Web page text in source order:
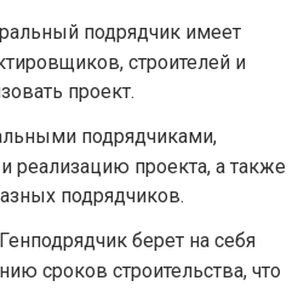
подрядчик имеет
строителей и
проект.
подрядчиками,
реализацию проекта, а также
подрядчиков.
берет на себя
сроков строительства, что